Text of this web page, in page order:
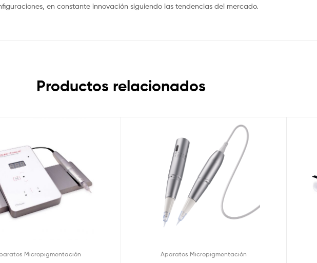
en constante innovación siguiendo las tendencias del mercado.
Productos relacionados
Micropigmentación Aparatos Micropigmentación